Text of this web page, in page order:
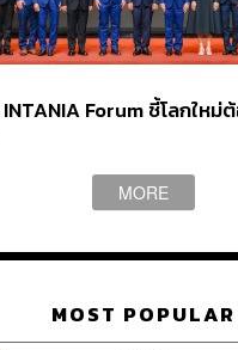
Forum ชี้โลกใหม่
MORE
MOST POPULAR